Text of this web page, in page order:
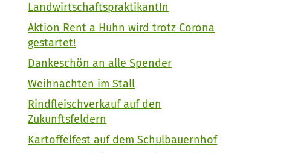
LandwirtschaftspraktikantIn
Aktion Rent a Huhn wird trotz Corona
gestartet!
Dankeschön an alle Spender
Weihnachten im Stall
Rindfleischverkauf auf den
Zukunftsfeldern
Kartoffelfest auf dem Schulbauernhof